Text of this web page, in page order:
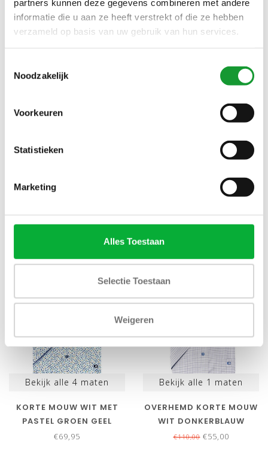
partners kunnen deze gegevens combineren met andere
informatie die u aan ze heeft verstrekt of die ze hebben
verzameld op basis van uw gebruik van hun services.
Noodzakelijk
Voorkeuren
Statistieken
Marketing
Alles Toestaan
Selectie Toestaan
Weigeren
DESOTO OVERHEMD
GROEN FRUIT BLOEMEN
PRINT
€90,00€67,00
maten
GANT LINNEN KATOEN
HEREN OVERHEMD KORTE
MOUW OLIJFGROEN-WIT
BREDE STREEP
€110,00€84,00
Bekijk alle 4 maten
KORTE MOUW WIT MET
PASTEL GROEN GEEL
BLAUW VISSEN PRINT
€69,95
Bekijk alle 1 maten
OVERHEMD KORTE MOUW
WIT DONKERBLAUW
RUITJE
€110,00€55,00